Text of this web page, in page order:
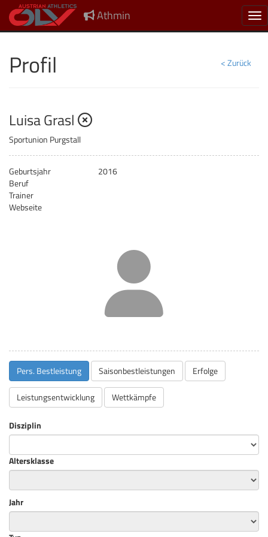
Athmin
< Zurück
Profil
Luisa Grasl nicht gemeldet
Sportunion Purgstall
Geburtsjahr
2016
Beruf
Trainer
Webseite
Pers. Bestleistung Saisonbestleistungen Erfolge
Leistungsentwicklung Wettkämpfe
Disziplin
Altersklasse
Jahr